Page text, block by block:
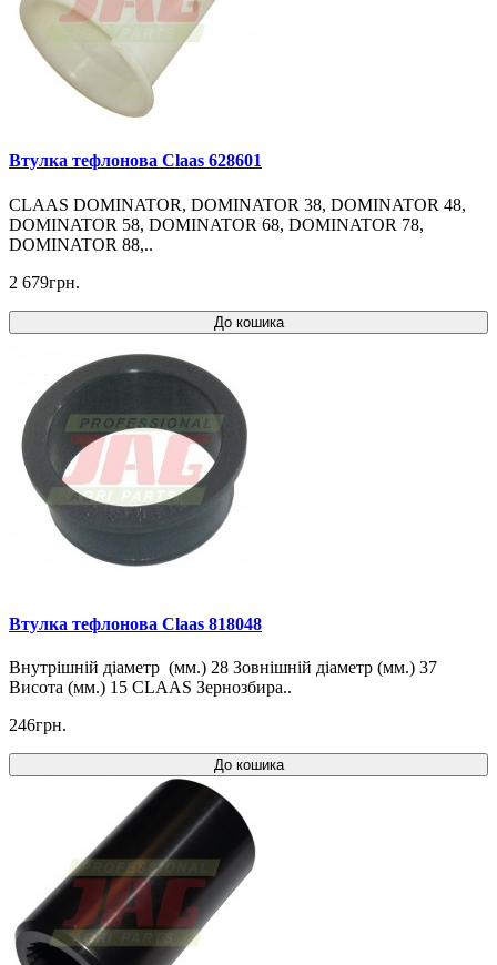
Втулка тефлонова Claas 628601
CLAAS DOMINATOR, DOMINATOR 38, DOMINATOR 48,
DOMINATOR 58, DOMINATOR 68, DOMINATOR 78,
DOMINATOR 88,..
2 679грн.
До кошика
Втулка тефлонова Claas 818048
Внутрішній діаметр (мм.) 28 Зовнішній діаметр (мм.) 37
Висота (мм.) 15 CLAAS Зернозбира..
246грн.
До кошика